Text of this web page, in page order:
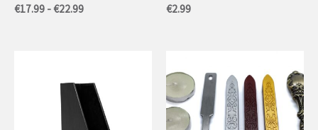
€17.99 -€22.99Gamme
à
22,99
€
€2.99